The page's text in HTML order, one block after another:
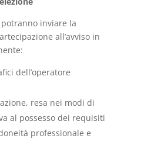
inviare la
all’avviso in
dell’operatore
resa nei modi di
al possesso dei requisiti
professionale e